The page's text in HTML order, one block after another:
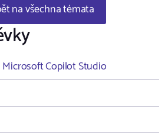
na všechna témata
Copilot Studio